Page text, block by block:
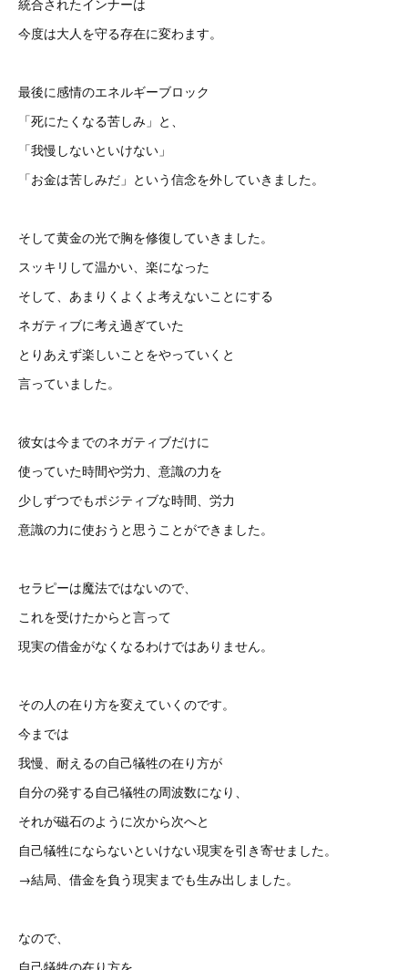
統合されたインナーは
今度は大人を守る存在に変わます。
最後に感情のエネルギーブロック
「死にたくなる苦しみ」と、
「我慢しないといけない」
「お金は苦しみだ」という信念を外していきました。
そして黄金の光で胸を修復していきました。
スッキリして温かい、楽になった
そして、あまりくよくよ考えないことにする
ネガティブに考え過ぎていた
とりあえず楽しいことをやっていくと
言っていました。
彼女は今までのネガティブだけに
使っていた時間や労力、意識の力を
少しずつでもポジティブな時間、労力
意識の力に使おうと思うことができました。
セラピーは魔法ではないので、
これを受けたからと言って
現実の借金がなくなるわけではありません。
その人の在り方を変えていくのです。
今までは
我慢、耐えるの自己犠牲の在り方が
自分の発する自己犠牲の周波数になり、
それが磁石のように次から次へと
自己犠牲にならないといけない現実を引き寄せました。
→結局、借金を負う現実までも生み出しました。
なので、